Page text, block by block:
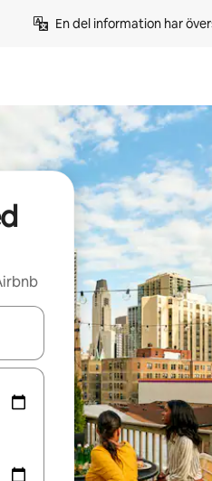
En del information har
upp- och nedåtpilarna eller